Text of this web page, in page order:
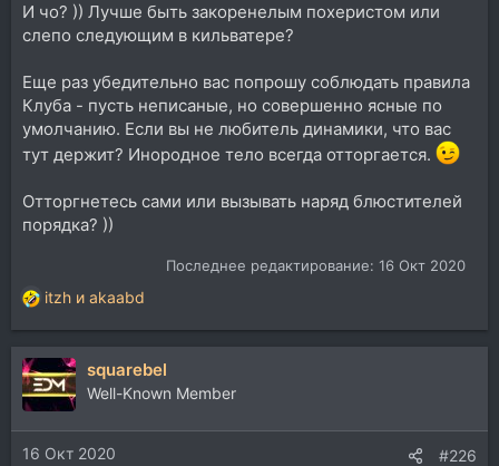
И чо? )) Лучше быть закоренелым похеристом или
слепо следующим в кильватере?
Еще раз убедительно вас попрошу соблюдать правила
Клуба - пусть неписаные, но совершенно ясные по
умолчанию. Если вы не любитель динамики, что вас
тут держит? Инородное тело всегда отторгается.
Отторгнетесь сами или вызывать наряд блюстителей
порядка? ))
Последнее редактирование: 16 Окт 2020
Р
е
а
к
ц
и
и
:
itzh и akaabd
squarebel
Well-Known Member
16 Окт 2020 #226